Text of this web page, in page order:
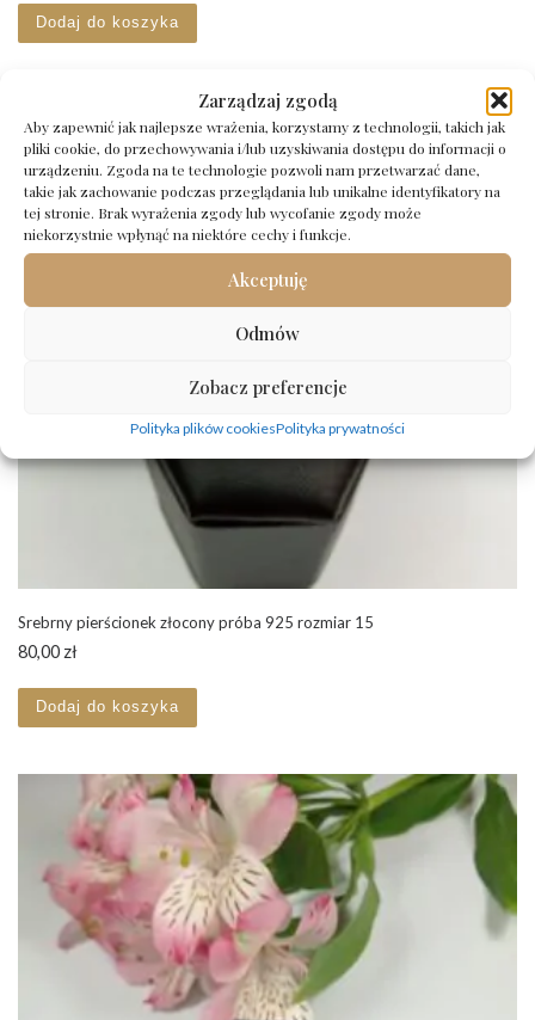
Zarządzaj zgodą
Aby zapewnić jak najlepsze wrażenia, korzystamy z technologii, takich jak
pliki cookie, do przechowywania i/lub uzyskiwania dostępu do informacji o
urządzeniu. Zgoda na te technologie pozwoli nam przetwarzać dane,
takie jak zachowanie podczas przeglądania lub unikalne identyfikatory na
tej stronie. Brak wyrażenia zgody lub wycofanie zgody może
niekorzystnie wpłynąć na niektóre cechy i funkcje.
Akceptuję
Odmów
Zobacz preferencje
Polityka plików cookiesPolityka prywatności
Dodaj do koszyka
Srebrny pierścionek złocony próba 925 rozmiar 15
80,00 zł
Dodaj do koszyka